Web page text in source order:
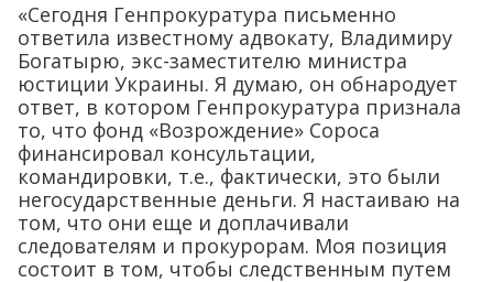
«Сегодня Генпрокуратура письменно
ответила известному адвокату, Владимиру
Богатырю, экс-заместителю министра
юстиции Украины. Я думаю, он обнародует
ответ, в котором Генпрокуратура признала
то, что фонд «Возрождение» Сороса
финансировал консультации,
командировки, т.е., фактически, это были
негосударственные деньги. Я настаиваю на
том, что они еще и доплачивали
следователям и прокурорам. Моя позиция
состоит в том, чтобы следственным путем